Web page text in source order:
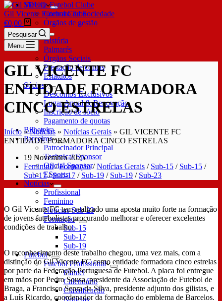
SDUQ
Contrato de Sociedade
Órgãos de gestão
Clube
História
Palmarés
Órgãos Sociais
Prestação de contas
Estatutos
Sócios
Descontos Exclusivos
Lugar Anual & Renovação
Inscrição de sócio
Pagamento de quotas
Bilheteira
Parceiros
Patrocinador Principal
Technical Sponsor
Oficial Sponsor
ESports
Notícias
Profissional
Feminino
Notícias Sub-23
Formação
Sub-15
Sub-17
Sub-19
Futebol
Futebol Profissional
Plantel
Calendário
Classificação
Notícias
Gil Vicente Futebol Clube
€0,00
Pesquisar
Menu
GIL VICENTE FC
ENTIDADE FORMADORA
CINCO ESTRELAS
Início »Notícias » Notícias Gerais » GIL VICENTE FC
ENTIDADE FORMADORA CINCO ESTRELAS
19 Novembro 2025
Feminino/Formação/Notícias Gerais / Sub-15 / Sub-15 /
Sub-17/Sub-17 / Sub-19 / Sub-19 / Sub-23
O Gil Vicente FC tem realizado uma aposta muito forte na formação
de jovens futebolistas procurando melhorar e oferecer excelentes
condições de trabalho.
O reconhecimento deste trabalho chegou, uma vez mais, com a
distinção do Gil Vicente FC como entidade formadora cinco estrelas
por parte da Federação Portuguesa de Futebol. A placa foi entregue
em mãos por Pedro Sousa, presidente da Associação de Futebol de
Braga, a Francisco Senra da Silva, presidente adjunto dos gilistas, e
a Luís Ricardo, coordenador da formação do emblema de Barcelos.